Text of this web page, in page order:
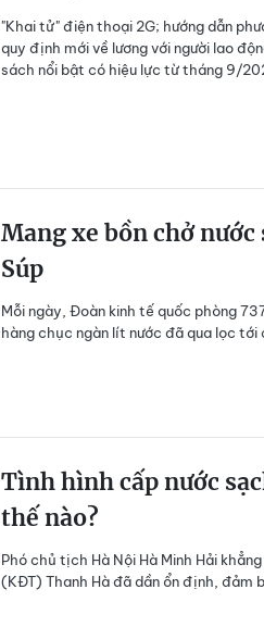
"Khai tử" điện thoại 2G; hướng dẫn
quy định mới về lương với người lao
sách nổi bật có hiệu lực từ tháng 9/
Mang xe bồn chở nước
Súp
Mỗi ngày, Đoàn kinh tế quốc phòng
hàng chục ngàn lít nước đã qua lọc tới
Tình hình cấp nước
thế nào?
Phó chủ tịch Hà Nội Hà Minh Hải
(KĐT) Thanh Hà đã dần ổn định, đảm